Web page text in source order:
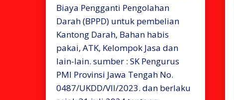
Biaya Pengganti Pengolahan
Darah (BPPD) untuk pembelian
Kantong Darah, Bahan habis
pakai, ATK, Kelompok Jasa dan
lain-lain. sumber : SK Pengurus
PMI Provinsi Jawa Tengah No.
0487/UKDD/VII/2023. dan berlaku